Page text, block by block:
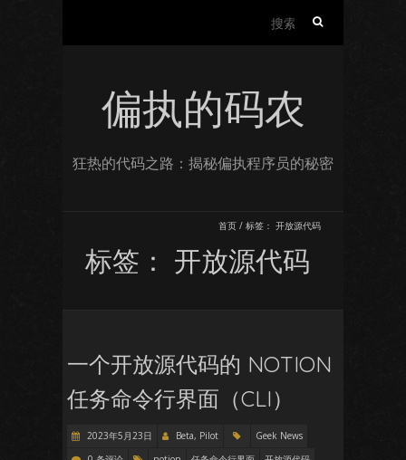
偏执的码农
狂热的代码之路：揭秘偏执程序员的秘密
首页 / 标签： 开放源代码
标签： 开放源代码
一个开放源代码的 NOTION
任务命令行界面（CLI）
2023年5月23日 Beta, Pilot
Geek News